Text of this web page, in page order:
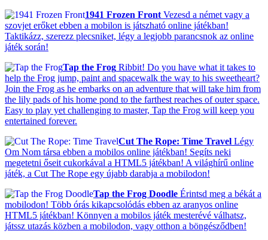
1941 Frozen Front Vezesd a német vagy a
szovjet erőket ebben a mobilon is játszható online játékban!
Taktikázz, szerezz plecsniket, légy a legjobb parancsnok az online
játék során!
Tap the Frog Ribbit! Do you have what it takes to
help the Frog jump, paint and spacewalk the way to his sweetheart?
Join the Frog as he embarks on an adventure that will take him from
the lily pads of his home pond to the farthest reaches of outer space.
Easy to play yet challenging to master, Tap the Frog will keep you
entertained forever.
Cut The Rope: Time Travel Légy
Om Nom társa ebben a mobilos online játékban! Segíts neki
megetetni őseit cukorkával a HTML5 játékban! A világhírű online
játék, a Cut The Rope egy újabb darabja a mobilodon!
Tap the Frog Doodle Érintsd meg a békát a
mobilodon! Több órás kikapcsolódás ebben az aranyos online
HTML5 játékban! Könnyen a mobilos játék mesterévé válhatsz,
játssz utazás közben a mobilodon, vagy otthon a böngésződben!